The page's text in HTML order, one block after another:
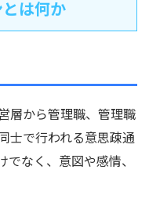
は何か
層から管理職、管理職
士で行われる意思疎通
なく、意図や感情、